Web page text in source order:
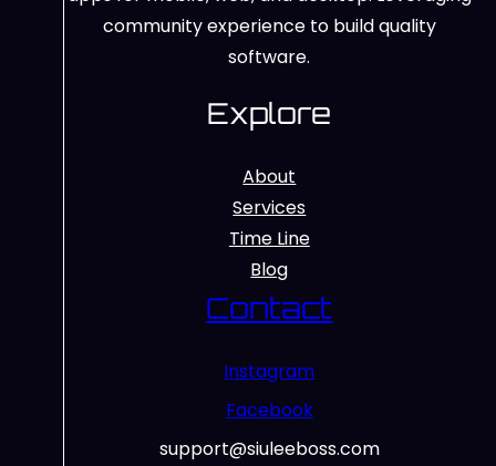
community experience to build quality
software.
Explore
About
Services
Time Line
Blog
Contact
Instagram
Facebook
support@siuleeboss.com